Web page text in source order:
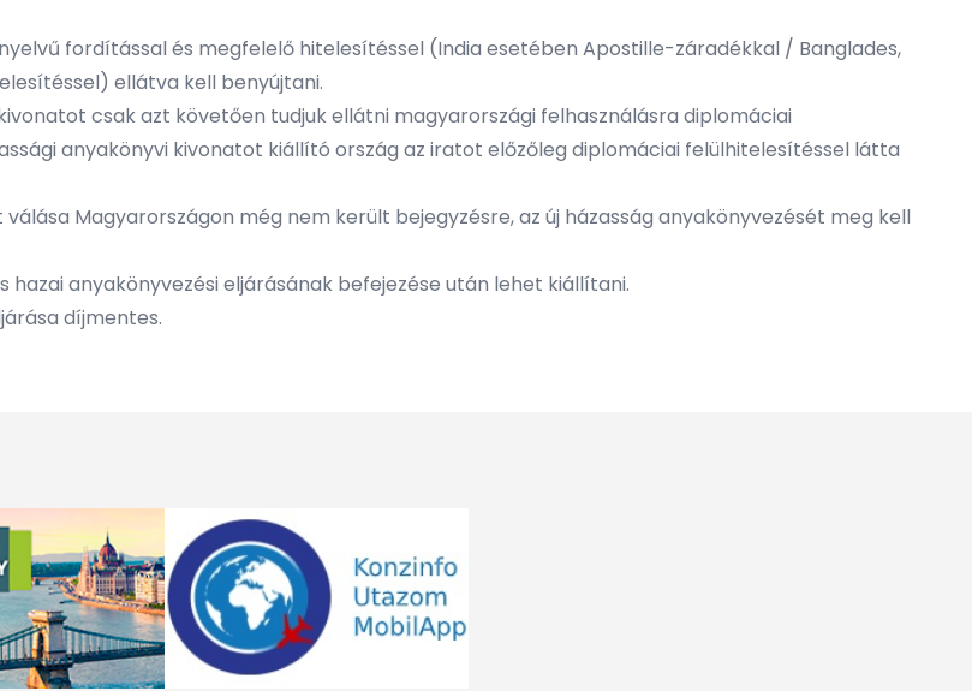
fordítással és megfelelő hitelesítéssel (India esetében Apostille-záradékkal / Banglades,
ellátva kell benyújtani.
csak azt követően tudjuk ellátni magyarországi felhasználásra diplomáciai
anyakönyvi kivonatot kiállító ország az iratot előzőleg diplomáciai felülhitelesítéssel látta
Magyarországon még nem került bejegyzésre, az új házasság anyakönyvezését meg kell
anyakönyvezési eljárásának befejezése után lehet kiállítani.
díjmentes.